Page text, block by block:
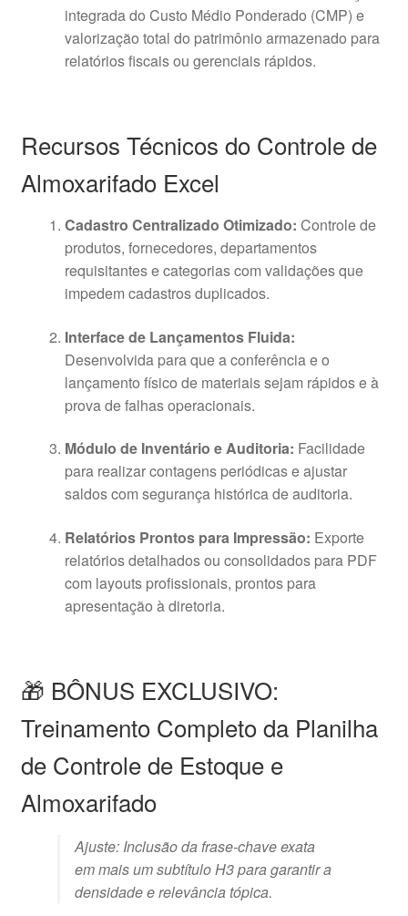
integrada do Custo Médio Ponderado (CMP) e
valorização total do patrimônio armazenado para
relatórios fiscais ou gerenciais rápidos.
Recursos Técnicos do Controle de
Almoxarifado Excel
Cadastro Centralizado Otimizado: Controle de
produtos, fornecedores, departamentos
requisitantes e categorias com validações que
impedem cadastros duplicados.
Interface de Lançamentos Fluida:
Desenvolvida para que a conferência e o
lançamento físico de materiais sejam rápidos e à
prova de falhas operacionais.
Módulo de Inventário e Auditoria: Facilidade
para realizar contagens periódicas e ajustar
saldos com segurança histórica de auditoria.
Relatórios Prontos para Impressão: Exporte
relatórios detalhados ou consolidados para PDF
com layouts profissionais, prontos para
apresentação à diretoria.
🎁 BÔNUS EXCLUSIVO:
Treinamento Completo da Planilha
de Controle de Estoque e
Almoxarifado
Ajuste: Inclusão da frase-chave exata
em mais um subtítulo H3 para garantir a
densidade e relevância tópica.